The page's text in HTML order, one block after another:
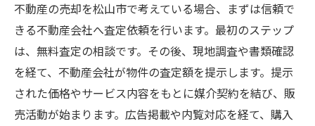
不動産の売却を松山市で考えている場合、まずは信頼で
きる不動産会社へ査定依頼を行います。最初のステップ
は、無料査定の相談です。その後、現地調査や書類確認
を経て、不動産会社が物件の査定額を提示します。提示
された価格やサービス内容をもとに媒介契約を結び、販
売活動が始まります。広告掲載や内覧対応を経て、購入